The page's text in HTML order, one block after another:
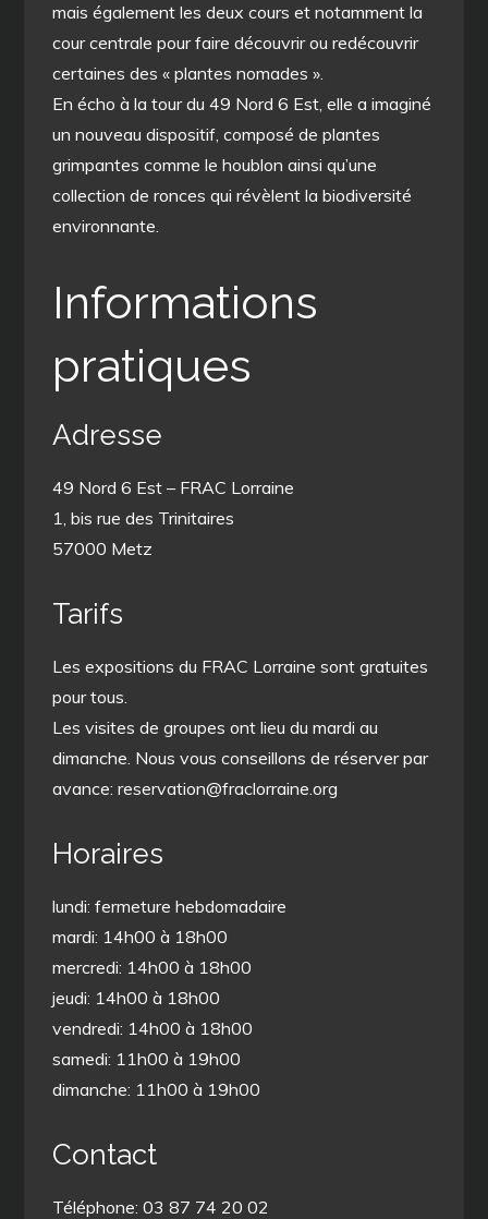
mais également les deux cours et notamment la
cour centrale pour faire découvrir ou redécouvrir
certaines des « plantes nomades ».
En écho à la tour du 49 Nord 6 Est, elle a imaginé
un nouveau dispositif, composé de plantes
grimpantes comme le houblon ainsi qu’une
collection de ronces qui révèlent la biodiversité
environnante.
Informations
pratiques
Adresse
49 Nord 6 Est – FRAC Lorraine
1, bis rue des Trinitaires
57000 Metz
Tarifs
Les expositions du FRAC Lorraine sont gratuites
pour tous.
Les visites de groupes ont lieu du mardi au
dimanche. Nous vous conseillons de réserver par
avance: reservation@fraclorraine.org
Horaires
lundi: fermeture hebdomadaire
mardi: 14h00 à 18h00
mercredi: 14h00 à 18h00
jeudi: 14h00 à 18h00
vendredi: 14h00 à 18h00
samedi: 11h00 à 19h00
dimanche: 11h00 à 19h00
Contact
Téléphone: 03 87 74 20 02